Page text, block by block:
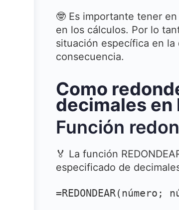
🤓 Es importante tener
en los cálculos. Por lo
situación específica en
consecuencia.
Como
decimales en
Función
🏅 La función
especificado de
=REDONDEAR(número;